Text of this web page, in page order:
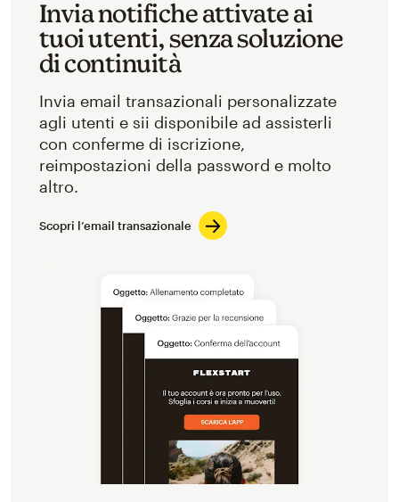
Invia notifiche attivate ai
tuoi utenti, senza soluzione
di continuità
Invia email transazionali personalizzate
agli utenti e sii disponibile ad assisterli
con conferme di iscrizione,
reimpostazioni della password e molto
altro.
Scopri l’email transazionale